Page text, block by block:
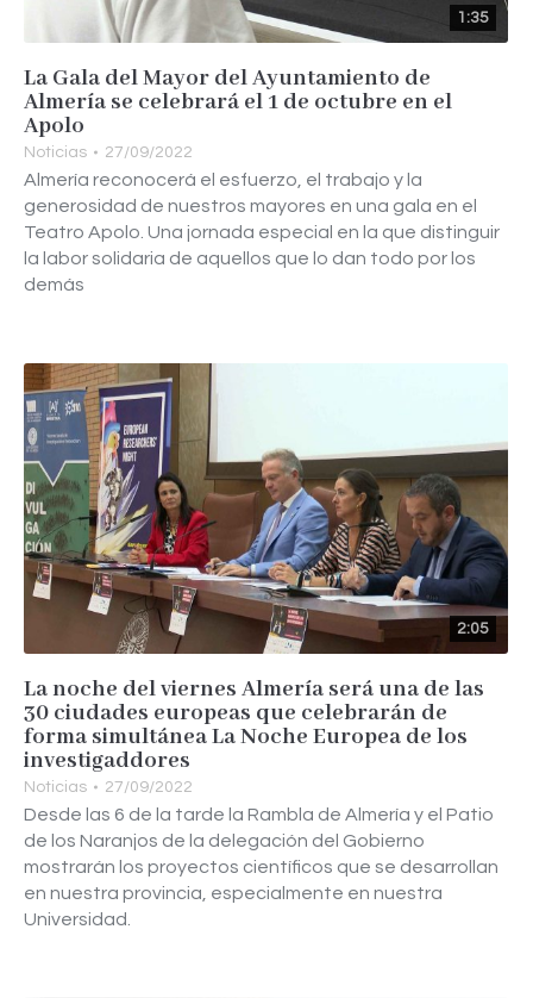
1:35
La Gala del Mayor del Ayuntamiento de
Almería se celebrará el 1 de octubre en el
Apolo
Noticias 27/09/2022
Almería reconocerá el esfuerzo, el trabajo y la
generosidad de nuestros mayores en una gala en el
Teatro Apolo. Una jornada especial en la que distinguir
la labor solidaria de aquellos que lo dan todo por los
demás
2:05
La noche del viernes Almería será una de las
30 ciudades europeas que celebrarán de
forma simultánea La Noche Europea de los
investigaddores
Noticias 27/09/2022
Desde las 6 de la tarde la Rambla de Almería y el Patio
de los Naranjos de la delegación del Gobierno
mostrarán los proyectos científicos que se desarrollan
en nuestra provincia, especialmente en nuestra
Universidad.